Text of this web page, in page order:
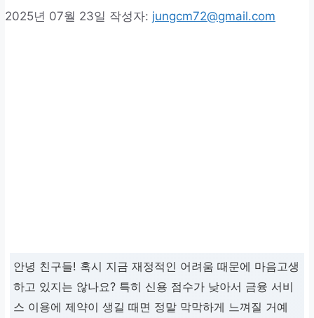
2025년 07월 23일 작성자: jungcm72@gmail.com
안녕 친구들! 혹시 지금 재정적인 어려움 때문에 마음고생
하고 있지는 않나요? 특히 신용 점수가 낮아서 금융 서비
스 이용에 제약이 생길 때면 정말 막막하게 느껴질 거예